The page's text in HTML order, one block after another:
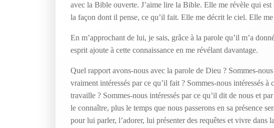
avec la Bible ouverte. J’aime lire la Bible. Elle me révèle qui
la façon dont il pense, ce qu’il fait. Elle me décrit le ciel. Elle
En m’approchant de lui, je sais, grâce à la parole qu’il m’a
esprit ajoute à cette connaissance en me révélant davantage.
Quel rapport avons-nous avec la parole de Dieu ? Sommes-
vraiment intéressés par ce qu’il fait ? Sommes-nous intéressés
travaille ? Sommes-nous intéressés par ce qu’il dit de nous et
le connaître, plus le temps que nous passerons en sa présence
pour lui parler, l’adorer, lui présenter des requêtes et vivre dans